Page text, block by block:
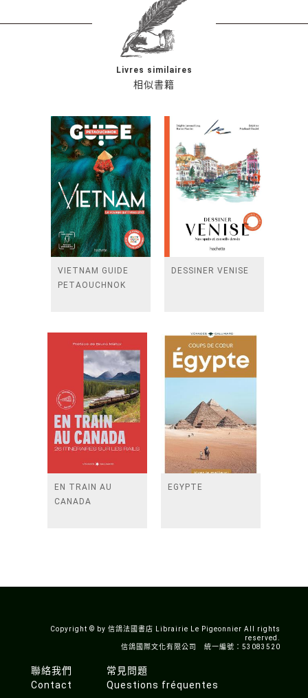
相似書籍
Livres similaires
VIETNAM GUIDE
PETAOUCHNOK
DESSINER VENISE
EN TRAIN AU
CANADA
EGYPTE
Copyright © by 信鴿法國書店 Librairie Le Pigeonnier All rights
reserved.
信鴿國際文化有限公司 統一編號：53083520
聯絡我們
Contact
常見問題
Questions fréquentes